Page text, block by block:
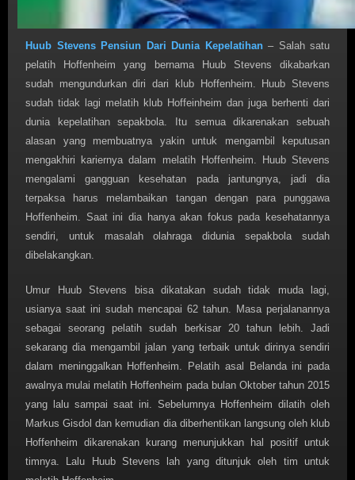
Huub Stevens Pensiun Dari Dunia Kepelatihan– Salah satu
pelatih Hoffenheim yang bernama Huub Stevens dikabarkan
sudah mengundurkan diri dari klub Hoffenheim. Huub Stevens
sudah tidak lagi melatih klub Hoffeinheim dan juga berhenti dari
dunia kepelatihan sepakbola. Itu semua dikarenakan sebuah
alasan yang membuatnya yakin untuk mengambil keputusan
mengakhiri kariernya dalam melatih Hoffenheim. Huub Stevens
mengalami gangguan kesehatan pada jantungnya, jadi dia
terpaksa harus melambaikan tangan dengan para punggawa
Hoffenheim. Saat ini dia hanya akan fokus pada kesehatannya
sendiri, untuk masalah olahraga didunia sepakbola sudah
dibelakangkan.
Umur Huub Stevens bisa dikatakan sudah tidak muda lagi,
usianya saat ini sudah mencapai 62 tahun. Masa perjalanannya
sebagai seorang pelatih sudah berkisar 20 tahun lebih. Jadi
sekarang dia mengambil jalan yang terbaik untuk dirinya sendiri
dalam meninggalkan Hoffenheim. Pelatih asal Belanda ini pada
awalnya mulai melatih Hoffenheim pada bulan Oktober tahun 2015
yang lalu sampai saat ini. Sebelumnya Hoffenheim dilatih oleh
Markus Gisdol dan kemudian dia diberhentikan langsung oleh klub
Hoffenheim dikarenakan kurang menunjukkan hal positif untuk
timnya. Lalu Huub Stevens lah yang ditunjuk oleh tim untuk